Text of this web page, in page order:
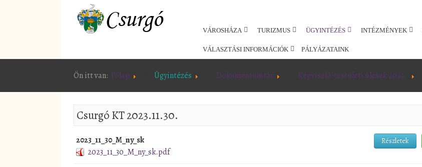
VÁROSHÁZA TURIZMUS ÜGYINTÉZÉS INTÉZMÉNYEK
VÁLASZTÁSI INFORMÁCIÓK PÁLYÁZATAINK
Ön itt van: Főlap Ügyintézés Dokumentumtár Képviselő-testületi ülések 2023.
Csurgó KT 2023.11.30.
2023_11_30_M_ny_sk
2023_11_30_M_ny_sk.pdf
Részletek